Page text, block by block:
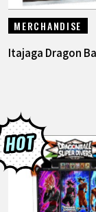
MERCHANDISE
Itajaga Dragon